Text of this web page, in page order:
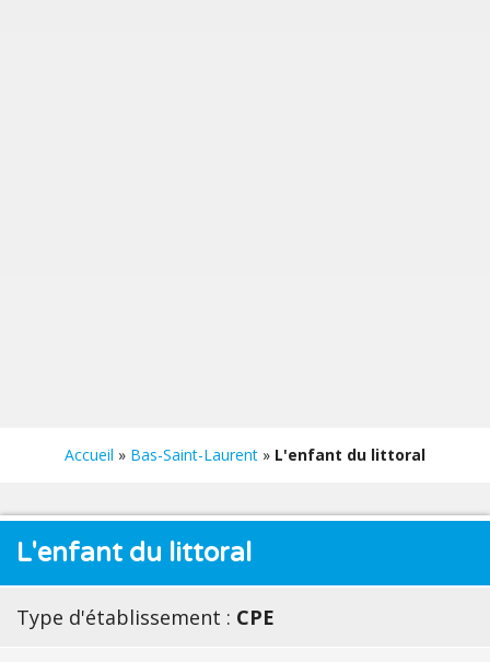
Accueil » Bas-Saint-Laurent » L'enfant du littoral
L'enfant du littoral
Type d'établissement : CPE